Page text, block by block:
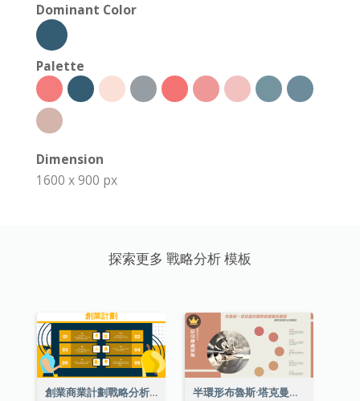
Dominant Color
Palette
Dimension
1600 x 900 px
探索更多 戰略分析 模板
創業商業計劃戰略分析 半環形布魯斯·塔克曼的團隊發展階段模型圖表